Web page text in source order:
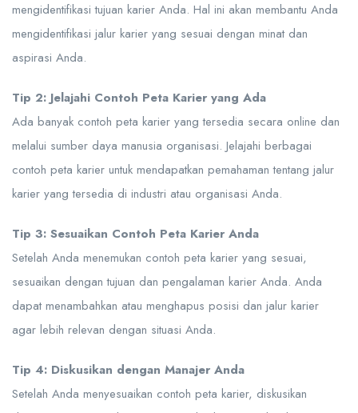
mengidentifikasi tujuan karier Anda. Hal ini akan membantu Anda
mengidentifikasi jalur karier yang sesuai dengan minat dan
aspirasi Anda.
Tip 2: Jelajahi Contoh Peta Karier yang Ada
Ada banyak contoh peta karier yang tersedia secara online dan
melalui sumber daya manusia organisasi. Jelajahi berbagai
contoh peta karier untuk mendapatkan pemahaman tentang jalur
karier yang tersedia di industri atau organisasi Anda.
Tip 3: Sesuaikan Contoh Peta Karier Anda
Setelah Anda menemukan contoh peta karier yang sesuai,
sesuaikan dengan tujuan dan pengalaman karier Anda. Anda
dapat menambahkan atau menghapus posisi dan jalur karier
agar lebih relevan dengan situasi Anda.
Tip 4: Diskusikan dengan Manajer Anda
Setelah Anda menyesuaikan contoh peta karier, diskusikan